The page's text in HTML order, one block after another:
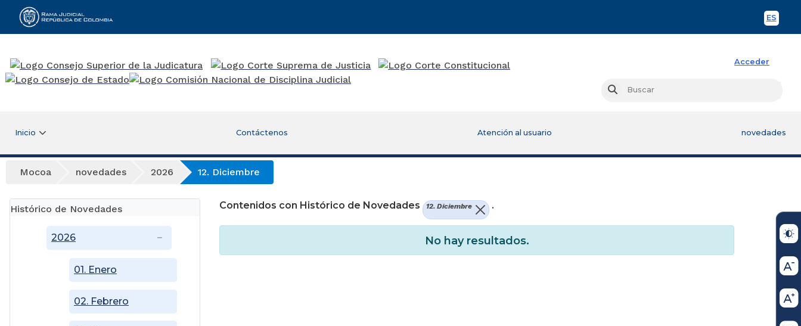
ES
Rama Judicial
Acceder
Buscar
Inicio Contáctenos Atención al usuario novedades
Mocoa novedades 2026 12. Diciembre
Histórico de Novedades
2026
01. Enero
02. Febrero
Contenidos con Histórico de Novedades 12. Diciembre .
No hay resultados.